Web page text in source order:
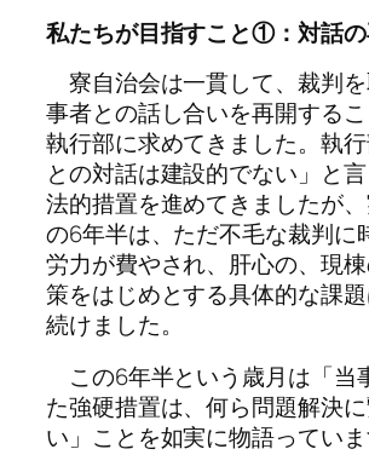
私たちが目指すこと①：対話
寮自治会は一貫して、裁判
事者との話し合いを再開する
執行部に求めてきました。執
との対話は建設的でない」と
法的措置を進めてきましたが
の6年半は、ただ不毛な裁判に
労力が費やされ、肝心の、現
策をはじめとする具体的な課
続けました。
この6年半という歳月は「当
た強硬措置は、何ら問題解決
い」ことを如実に物語っていま